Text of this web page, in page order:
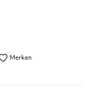
Merken